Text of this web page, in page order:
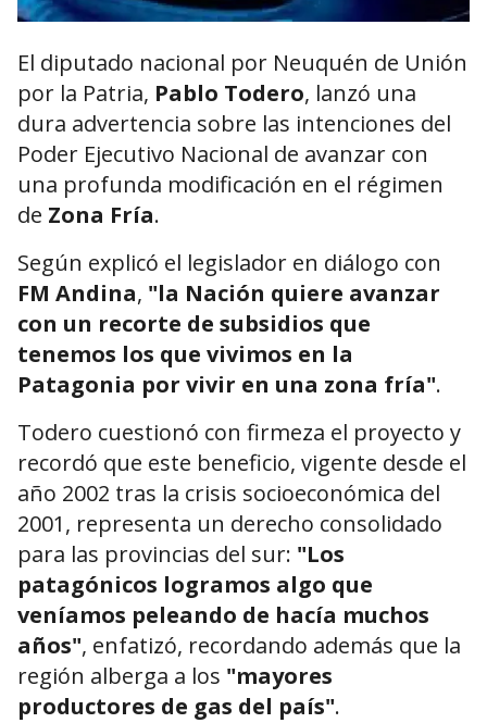
El diputado nacional por Neuquén de Unión
por la Patria, Pablo Todero, lanzó una
dura advertencia sobre las intenciones del
Poder Ejecutivo Nacional de avanzar con
una profunda modificación en el régimen
de Zona Fría.
Según explicó el legislador en diálogo con
FM Andina, "la Nación quiere avanzar
con un recorte de subsidios que
tenemos los que vivimos en la
Patagonia por vivir en una zona fría".
Todero cuestionó con firmeza el proyecto y
recordó que este beneficio, vigente desde el
año 2002 tras la crisis socioeconómica del
2001, representa un derecho consolidado
para las provincias del sur: "Los
patagónicos logramos algo que
veníamos peleando de hacía muchos
años", enfatizó, recordando además que la
región alberga a los "mayores
productores de gas del país".